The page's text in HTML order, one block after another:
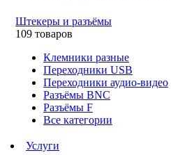
Штекеры и разъёмы
109 товаров
Клемники разные
Переходники USB
Переходники аудио-видео
Разъёмы BNC
Разъёмы F
Все категории
Услуги